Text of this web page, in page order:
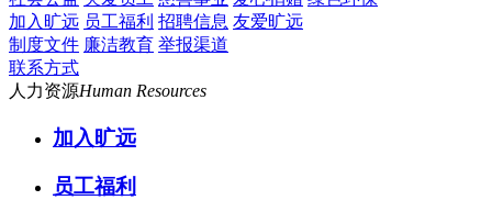
加入旷远 员工福利 招聘信息 友爱旷远
制度文件 廉洁教育 举报渠道
联系方式
人力资源Human Resources
加入旷远
员工福利